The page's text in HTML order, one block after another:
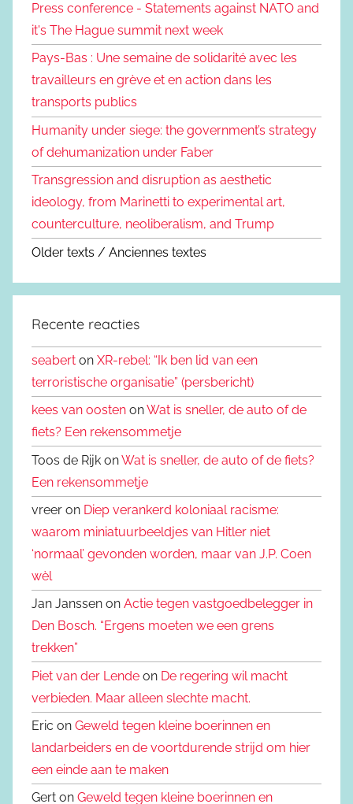
Press conference - Statements against NATO and
it's The Hague summit next week
Pays-Bas : Une semaine de solidarité avec les
travailleurs en grève et en action dans les
transports publics
Humanity under siege: the government’s strategy
of dehumanization under Faber
Transgression and disruption as aesthetic
ideology, from Marinetti to experimental art,
counterculture, neoliberalism, and Trump
Older texts / Anciennes textes
Recente reacties
seabert on XR-rebel: “Ik ben lid van een
terroristische organisatie” (persbericht)
kees van oosten onWat is sneller, de auto of de
fiets? Een rekensommetje
Toos de Rijk onWat is sneller, de auto of de fiets?
Een rekensommetje
vreer on Diep verankerd koloniaal racisme:
waarom miniatuurbeeldjes van Hitler niet
‘normaal’ gevonden worden, maar van J.P. Coen
wèl
Jan Janssen on Actie tegen vastgoedbelegger in
Den Bosch. “Ergens moeten we een grens
trekken”
Piet van der Lende on De regering wil macht
verbieden. Maar alleen slechte macht.
Eric on Geweld tegen kleine boerinnen en
landarbeiders en de voortdurende strijd om hier
een einde aan te maken
Gert on Geweld tegen kleine boerinnen en